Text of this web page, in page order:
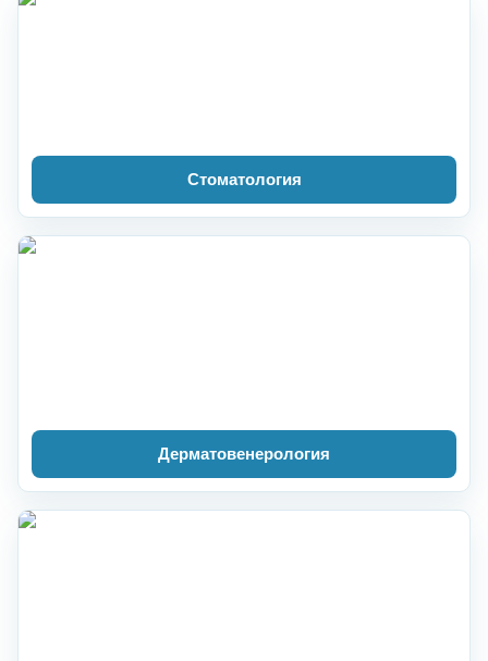
Стоматология
Дерматовенерология